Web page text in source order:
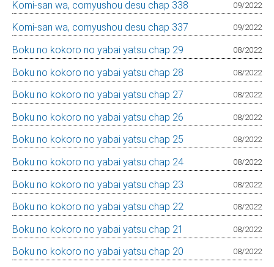
Komi-san wa, comyushou desu chap 338 09/2022
Komi-san wa, comyushou desu chap 337 09/2022
Boku no kokoro no yabai yatsu chap 29 08/2022
Boku no kokoro no yabai yatsu chap 28 08/2022
Boku no kokoro no yabai yatsu chap 27 08/2022
Boku no kokoro no yabai yatsu chap 26 08/2022
Boku no kokoro no yabai yatsu chap 25 08/2022
Boku no kokoro no yabai yatsu chap 24 08/2022
Boku no kokoro no yabai yatsu chap 23 08/2022
Boku no kokoro no yabai yatsu chap 22 08/2022
Boku no kokoro no yabai yatsu chap 21 08/2022
Boku no kokoro no yabai yatsu chap 20 08/2022